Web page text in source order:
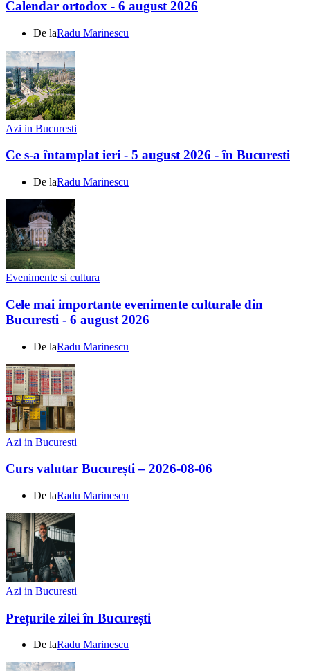
Calendar ortodox - 6 august 2026
De laRadu Marinescu
Azi in Bucuresti
Ce s-a întamplat ieri - 5 august 2026 - în Bucuresti
De laRadu Marinescu
Evenimente si cultura
Cele mai importante evenimente culturale din
Bucuresti - 6 august 2026
De laRadu Marinescu
Azi in Bucuresti
Curs valutar București – 2026-08-06
De laRadu Marinescu
Azi in Bucuresti
Prețurile zilei în București
De laRadu Marinescu